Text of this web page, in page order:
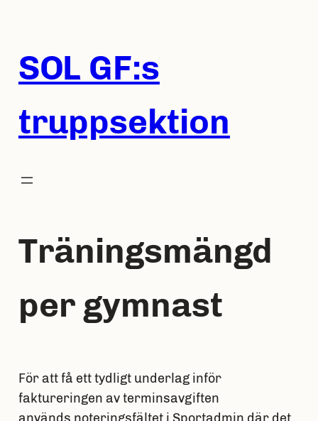
innehåll
SOL GF:s
truppsektion
Träningsmängd
per gymnast
För att få ett tydligt underlag inför
faktureringen av terminsavgiften